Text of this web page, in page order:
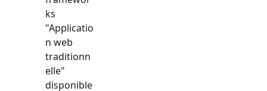
ks
"Applicatio
n web
traditionn
elle"
disponible